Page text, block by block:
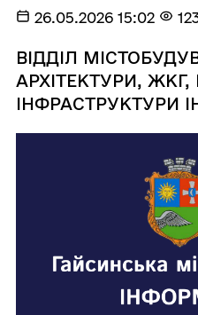
26.05.2026 15:02
ВІДДІЛ
АРХІТЕКТУРИ,
ІНФРАСТРУКТУРИ